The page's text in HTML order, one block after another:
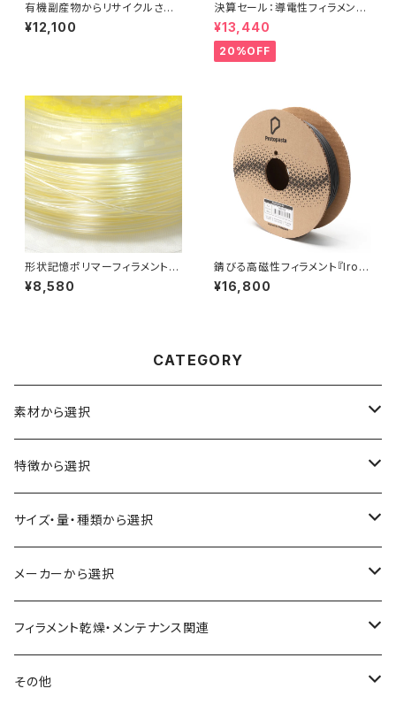
有機副産物からリサイクルされ
た『ReForm Organic rPLA』
¥12,100
決算セール：導電性フィラメント
『Electrically Conductive C
omposite PLA 』
¥13,440
20%OFF
形状記憶ポリマーフィラメント
『SMP55』
¥8,580
錆びる高磁性フィラメント『Iron
-filled Metal Composite P
LA』
¥16,800
CATEGORY
素材から選択
ABS
ASA（アクリル・スチレン・アクリロニトリル）
CA（セルロース アセテート）
CPE（コポリエステル）
HIPS（スチレン系樹脂）
特徴から選択
食品対応
導電性
磁性
絶縁性
サイズ・量・種類から選択
お試し用少量サンプル
フィラメント径：1.75mm
フィラメント径：2.85mm
メーカーから選択
3D BROOKLYN
3DFuel
フィラメント乾燥・メンテナンス関連
フィラメント乾燥機
その他